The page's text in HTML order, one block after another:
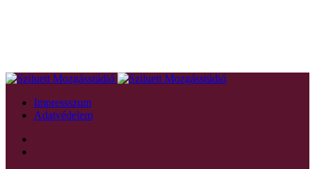
Impressszum
Adatvédelem